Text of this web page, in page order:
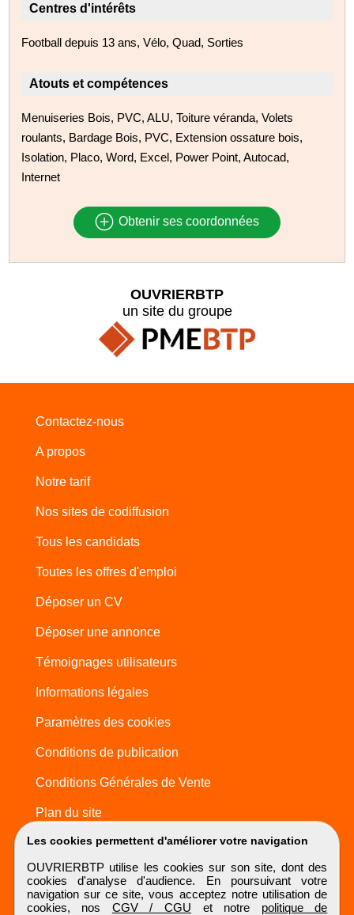
Centres d'intérêts
Football depuis 13 ans, Vélo, Quad, Sorties
Atouts et compétences
Menuiseries Bois, PVC, ALU, Toiture véranda, Volets
roulants, Bardage Bois, PVC, Extension ossature bois,
Isolation, Placo, Word, Excel, Power Point, Autocad,
Internet
Obtenir ses coordonnées
Les cookies permettent d'améliorer votre navigation
OUVRIERBTP utilise les cookies sur son site, dont des
cookies d'analyse d'audience. En poursuivant votre
navigation sur ce site, vous acceptez notre utilisation de
cookies, nos CGV / CGU et notre politique de
OUVRIERBTP
un site du groupe
Contactez-nous
A propos
Notre tarif
Nos sites de codiffusion
Tous les candidats
Toutes les offres d'emploi
Déposer un CV
Déposer une annonce
Témoignages utilisateurs
Informations légales
Paramètres des cookies
Conditions de publication
Conditions Générales de Vente
Plan du site